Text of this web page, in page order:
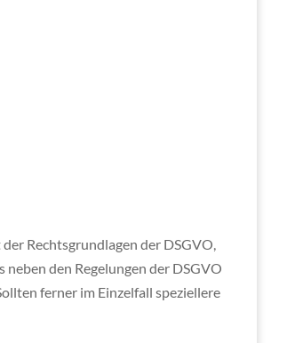
Rechtsgrundlagen der DSGVO,
den Regelungen der DSGVO
ferner im Einzelfall speziellere